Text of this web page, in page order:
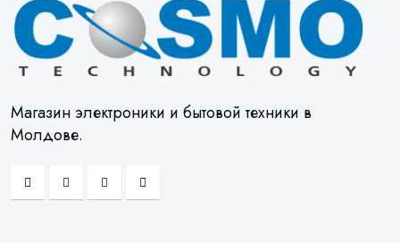
Магазин электроники и бытовой техники в
Молдове.